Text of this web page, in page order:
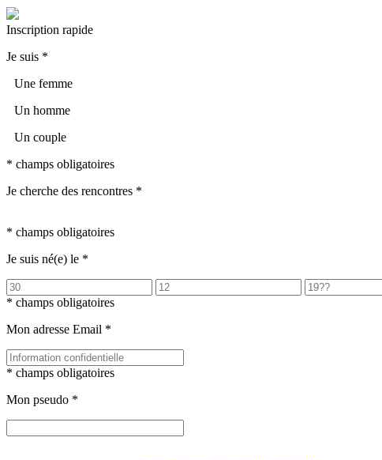
Inscription rapide
Je suis *
Une femme
Un homme
Un couple
* champs obligatoires
Je cherche des rencontres *
* champs obligatoires
Je suis né(e) le *
* champs obligatoires
Mon adresse Email *
* champs obligatoires
Mon pseudo *